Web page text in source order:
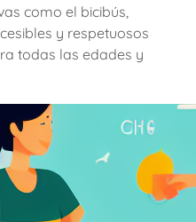
como el bicibús,
y respetuosos
todas las edades y